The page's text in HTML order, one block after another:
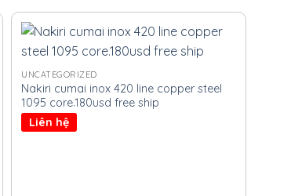
UNCATEGORIZED
Nakiri cumai inox 420 line copper steel
1095 core.180usd free ship
Liên hệ